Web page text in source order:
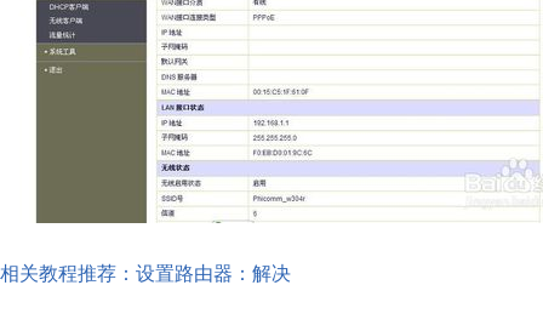
相关教程推荐：设置路由器：解决